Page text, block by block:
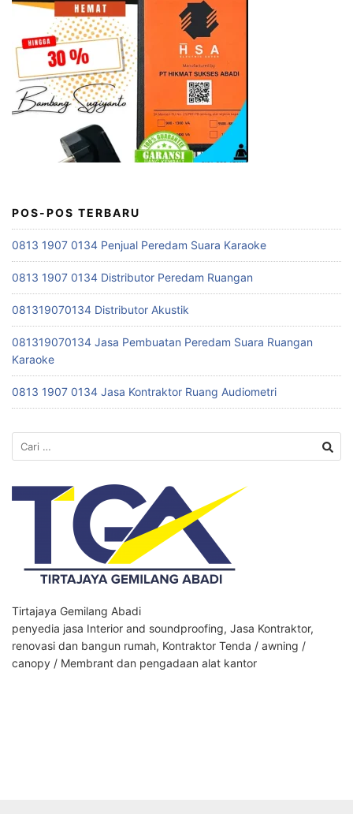
POS-POS TERBARU
0813 1907 0134 Penjual Peredam Suara Karaoke
0813 1907 0134 Distributor Peredam Ruangan
081319070134 Distributor Akustik
081319070134 Jasa Pembuatan Peredam Suara Ruangan
Karaoke
0813 1907 0134 Jasa Kontraktor Ruang Audiometri
Cari
untuk:
Tirtajaya Gemilang Abadi
penyedia jasa Interior and soundproofing, Jasa Kontraktor,
renovasi dan bangun rumah, Kontraktor Tenda / awning /
canopy / Membrant dan pengadaan alat kantor